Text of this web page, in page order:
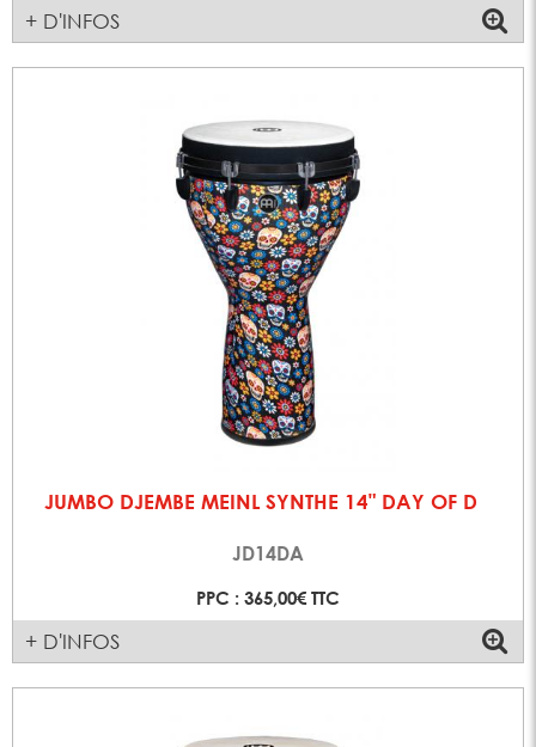
+ D'INFOS
JUMBO DJEMBE MEINL SYNTHE 14" DAY OF D
JD14DA
PPC : 365,00€ TTC
+ D'INFOS